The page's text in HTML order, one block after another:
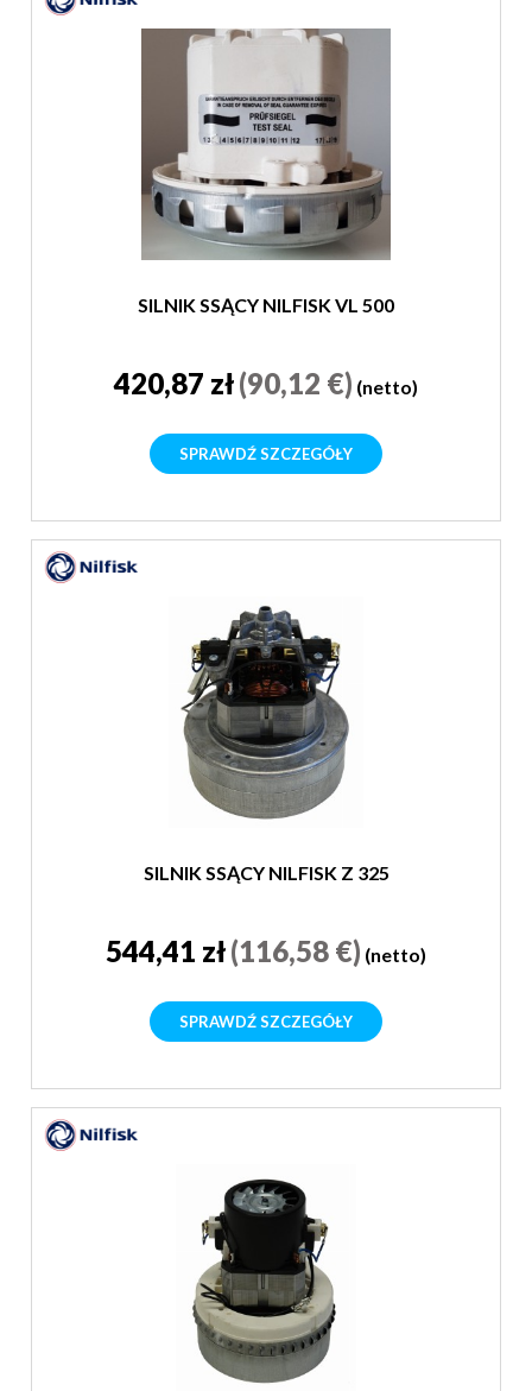
SILNIK SSĄCY NILFISK VL 500
420,87 zł(90,12 €) (netto)
SPRAWDŹ SZCZEGÓŁY
SILNIK SSĄCY NILFISK Z 325
544,41 zł(116,58 €) (netto)
SPRAWDŹ SZCZEGÓŁY